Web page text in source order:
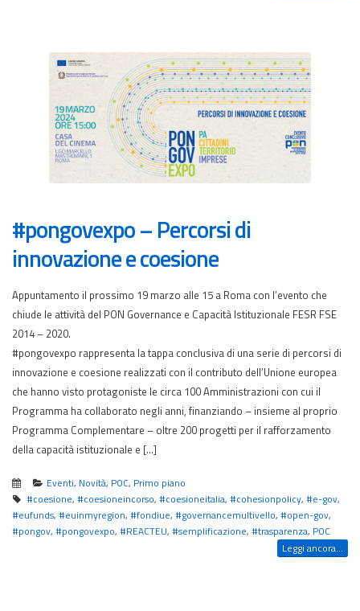
#pongovexpo – Percorsi di
innovazione e coesione
Appuntamento il prossimo 19 marzo alle 15 a Roma con l’evento che
chiude le attività del PON Governance e Capacità Istituzionale FESR FSE
2014 – 2020.
#pongovexpo rappresenta la tappa conclusiva di una serie di percorsi di
innovazione e coesione realizzati con il contributo dell’Unione europea
che hanno visto protagoniste le circa 100 Amministrazioni con cui il
Programma ha collaborato negli anni, finanziando – insieme al proprio
Programma Complementare – oltre 200 progetti per il rafforzamento
della capacità istituzionale e […]
Eventi, Novità, POC, Primo piano
#coesione, #coesioneincorso, #coesioneitalia, #cohesionpolicy, #e-gov,
#eufunds, #euinmyregion, #fondiue, #governancemultivello, #open-gov,
#pongov, #pongovexpo, #REACTEU, #semplificazione, #trasparenza, POC
Leggi ancora...